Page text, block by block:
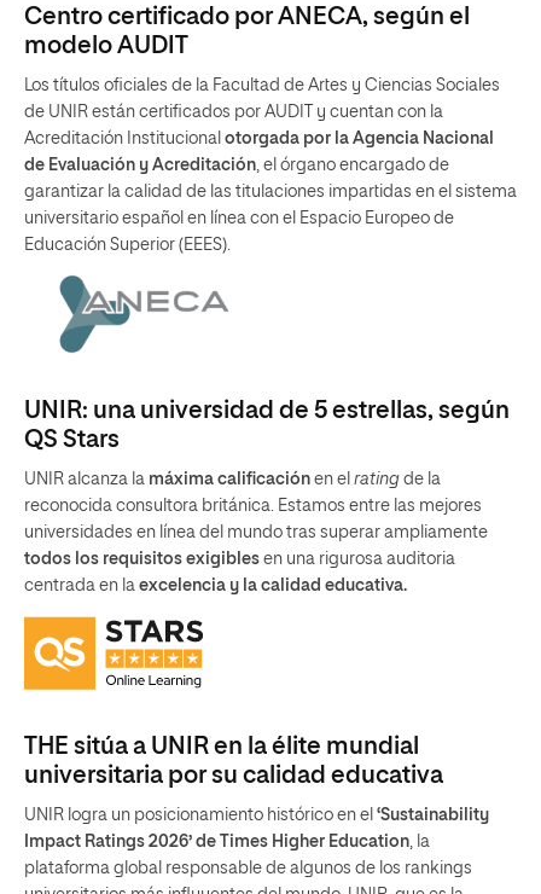
Centro certificado por ANECA, según el
modelo AUDIT
Los títulos oficiales de la Facultad de Artes y Ciencias Sociales
de UNIR están certificados por AUDIT y cuentan con la
Acreditación Institucional otorgada por la Agencia Nacional
de Evaluación y Acreditación, el órgano encargado de
garantizar la calidad de las titulaciones impartidas en el sistema
universitario español en línea con el Espacio Europeo de
Educación Superior (EEES).
UNIR: una universidad de 5 estrellas, según
QS Stars
UNIR alcanza la máxima calificación en el rating de la
reconocida consultora británica. Estamos entre las mejores
universidades en línea del mundo tras superar ampliamente
todos los requisitos exigibles en una rigurosa auditoria
centrada en la excelencia y la calidad educativa.
THE sitúa a UNIR en la élite mundial
universitaria por su calidad educativa
UNIR logra un posicionamiento histórico en el ‘Sustainability
Impact Ratings 2026’ de Times Higher Education , la
plataforma global responsable de algunos de los rankings